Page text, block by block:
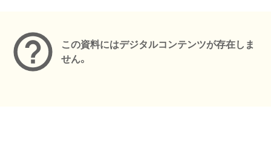
この資料にはデジタルコンテンツが存在しま
せん。